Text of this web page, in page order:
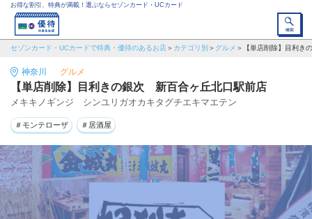
お得な割引、特典が満載！選ぶならセゾンカード・UCカード
セゾンカード・UCカードで特典・優待のあるお店 カテゴリ別 グルメ 【単店削除】目利
神奈川 グルメ
【単店削除】目利きの銀次 新百合ヶ丘北口駅前店
メキキノギンジ シンユリガオカキタグチエキマエテン
＃モンテローザ ＃居酒屋